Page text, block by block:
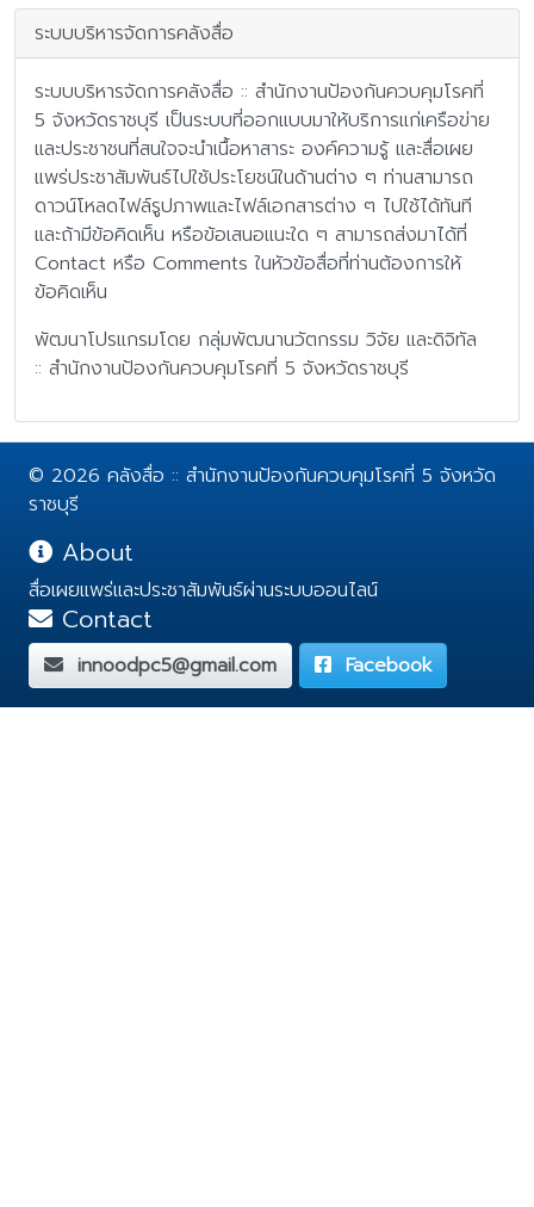
ระบบบริหารจัดการคลังสื่อ
ระบบบริหารจัดการคลังสื่อ :: สำนักงานป้องกันควบคุมโรคที่
5 จังหวัดราชบุรี เป็นระบบที่ออกแบบมาให้บริการแก่เครือข่าย
และประชาชนที่สนใจจะนำเนื้อหาสาระ องค์ความรู้ และสื่อเผย
แพร่ประชาสัมพันธ์ไปใช้ประโยชน์ในด้านต่าง ๆ ท่านสามารถ
ดาวน์โหลดไฟล์รูปภาพและไฟล์เอกสารต่าง ๆ ไปใช้ได้ทันที
และถ้ามีข้อคิดเห็น หรือข้อเสนอแนะใด ๆ สามารถส่งมาได้ที่
Contact หรือ Comments ในหัวข้อสื่อที่ท่านต้องการให้
ข้อคิดเห็น
พัฒนาโปรแกรมโดย กลุ่มพัฒนานวัตกรรม วิจัย และดิจิทัล
:: สำนักงานป้องกันควบคุมโรคที่ 5 จังหวัดราชบุรี
© 2026 คลังสื่อ :: สำนักงานป้องกันควบคุมโรคที่ 5 จังหวัด
ราชบุรี
About
สื่อเผยแพร่และประชาสัมพันธ์ผ่านระบบออนไลน์
Contact
innoodpc5@gmail.com Facebook